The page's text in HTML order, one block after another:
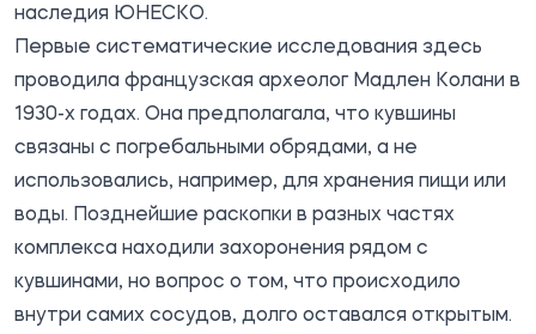
наследия ЮНЕСКО.
Первые систематические исследования здесь
проводила французская археолог Мадлен Колани в
1930-х годах. Она предполагала, что кувшины
связаны с погребальными обрядами, а не
использовались, например, для хранения пищи или
воды. Позднейшие раскопки в разных частях
комплекса находили захоронения рядом с
кувшинами, но вопрос о том, что происходило
внутри самих сосудов, долго оставался открытым.